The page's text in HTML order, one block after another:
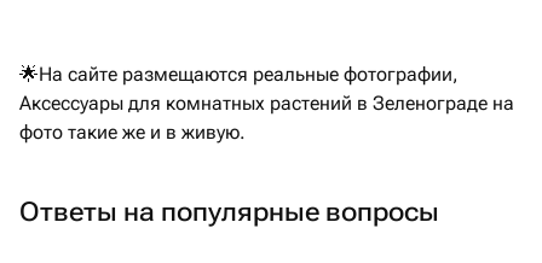
🌟На сайте размещаются реальные фотографии,
Аксессуары для комнатных растений в Зеленограде на
фото такие же и в живую.
Ответы на популярные вопросы